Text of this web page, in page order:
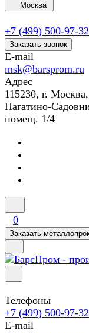
Москва
+7 (499) 500-97-32
Заказать звонок
E-mail
msk@barsprom.ru
Адрес
115230, г.
Нагатино-
помещ. 1/4
0
Заказать
Телефоны
+7 (499) 500-97-32
E-mail